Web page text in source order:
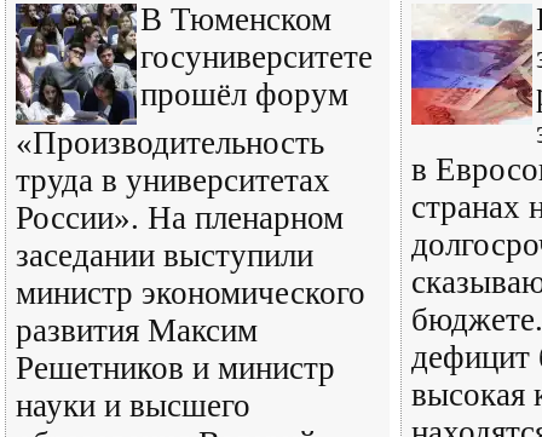
В Тюменском
госуниверситете
прошёл форум
«Производительность
труда в университетах
России». На пленарном
заседании выступили
министр экономического
развития Максим
Решетников и министр
науки и высшего
в
странах
дефицит
высокая